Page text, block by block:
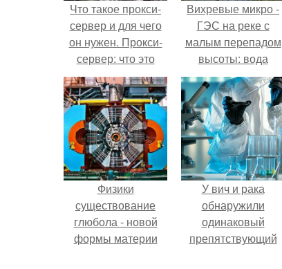
Что такое прокси-
сервер и для чего
он нужен. Прокси-
сервер: что это
такое простыми
словами
Вихревые микро -
ГЭС на реке с
малым перепадом
высоты: вода
закручивается в
бетонной камере и
вращает
вертикальную
турбину.
Физики
существование
глюбола - новой
формы материи
У вич и рака
обнаружили
одинаковый
препятствующий